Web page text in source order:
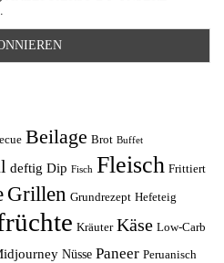
Beilage Brot Buffet
deftig Dip Fisch Fleisch Frittiert
Grillen Grundrezept Hefeteig
Kräuter Käse Low-Carb
Nüsse Paneer Peruanisch